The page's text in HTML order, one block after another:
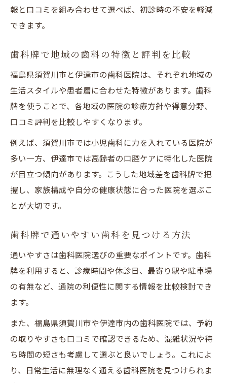
歯科牌を活かした長く通いたい医院の選び
報と口コミを組み合わせて選べば、初診時の不安を軽減
できます。
歯科牌で地域の歯科の特徴と評判を比較
福島県須賀川市と伊達市の歯科医院は、それぞれ地域の
生活スタイルや患者層に合わせた特徴があります。歯科
牌を使うことで、各地域の医院の診療方針や得意分野、
口コミ評判を比較しやすくなります。
例えば、須賀川市では小児歯科に力を入れている医院が
多い一方、伊達市では高齢者の口腔ケアに特化した医院
が目立つ傾向があります。こうした地域差を歯科牌で把
握し、家族構成や自分の健康状態に合った医院を選ぶこ
とが大切です。
歯科牌で通いやすい歯科を見つける方法
通いやすさは歯科医院選びの重要なポイントです。歯科
牌を利用すると、診療時間や休診日、最寄り駅や駐車場
の有無など、通院の利便性に関する情報を比較検討でき
ます。
また、福島県須賀川市や伊達市内の歯科医院では、予約
の取りやすさも口コミで確認できるため、混雑状況や待
ち時間の短さも考慮して選ぶと良いでしょう。これによ
り、日常生活に無理なく通える歯科医院を見つけられま